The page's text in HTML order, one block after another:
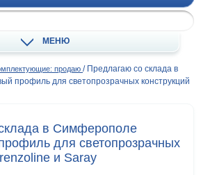
МЕНЮ
продаю / Предлагаю со склада в
профиль для светопрозрачных конструкций
в Симферополе
для светопрозрачных
и Saray